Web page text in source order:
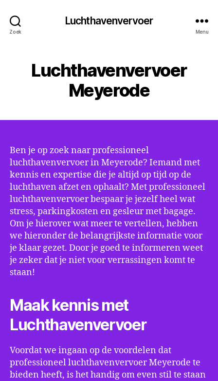
Zoek
Luchthavenvervoer
Menu
Luchthavenvervoer
Meyerode
Ben je op zoek naar professioneel
luchthavenvervoer in Meyerode? Iemand met
kennis en expertise die je altijd op tijd op de
luchthaven afzet en ophaalt? Met professioneel
luchthavenvervoer bespaar je jezelf heel wat
stress, parkingkosten en gesleur met bagage.
Om je hierover wat meer te vertellen, hebben
we hieronder de belangrijkste informatie voor
je klaar gezet. Door je goed te informeren weet
je zeker dat je niet voor verrassingen komt te
staan!
Maak kennis met
Luchthavenvervoer
Voordat we ingaan op de voordelen dat
professioneel luchthavenvervoer Meyerode te
bieden heeft, is het handig om even stil te staan